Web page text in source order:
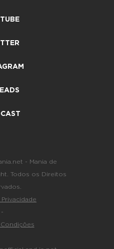
- Mania de
Todos os Direitos
-